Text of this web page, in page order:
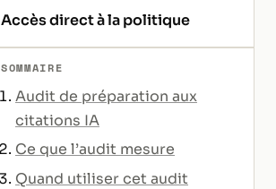
Accès direct à la politique
SOMMAIRE
Audit de préparation aux
citations IA
Ce que l’audit mesure
Quand utiliser cet audit